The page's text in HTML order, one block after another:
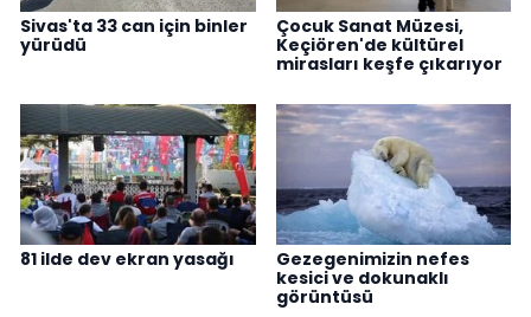
Sivas'ta 33 can için binler
yürüdü
Çocuk Sanat Müzesi,
Keçiören'de kültürel
mirasları keşfe çıkarıyor
81 ilde dev ekran yasağı
Gezegenimizin nefes
kesici ve dokunaklı
görüntüsü